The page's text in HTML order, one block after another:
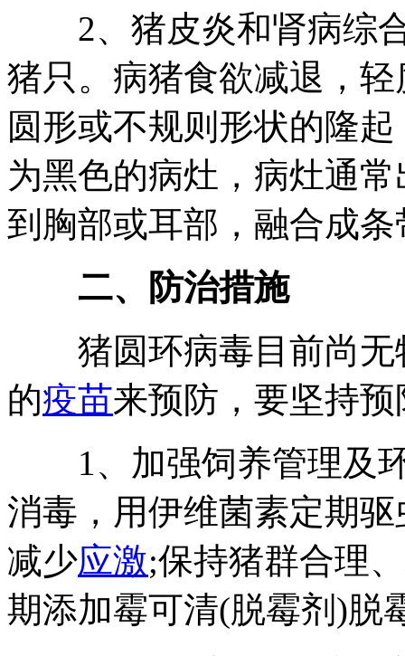
2、猪皮炎和肾病综合
猪只。病猪食欲减退，
圆形或不规则形状的隆
为黑色的病灶，病灶通
到胸部或耳部，融合成
二、防治措施
猪圆环病毒目前尚无
的疫苗来预防，要坚持
1、加强饲养管理及环
消毒，用伊维菌素定期
减少应激;保持猪群合理
期添加霉可清(脱霉剂)脱